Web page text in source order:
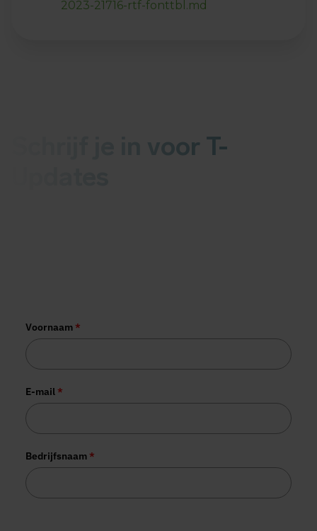
2023-21716-rtf-fonttbl.md
Schrijf je in voor T-
Voornaam*
E-mail*
Bedrijfsnaam*